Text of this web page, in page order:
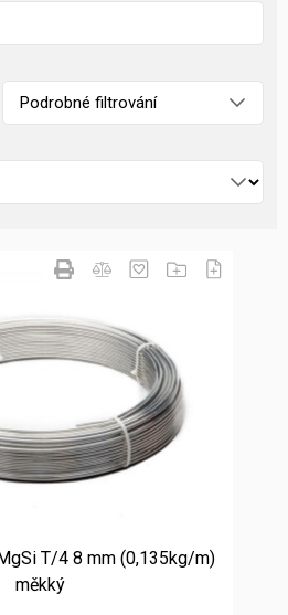
Podrobné filtrování
T/4 8 mm (0,135kg/m)
měkký